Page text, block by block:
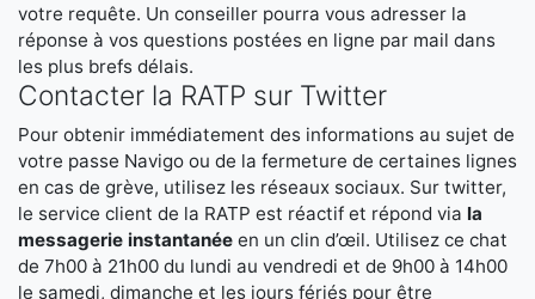
votre requête. Un conseiller pourra vous adresser la
réponse à vos questions postées en ligne par mail dans
les plus brefs délais.
Contacter la RATP sur Twitter
Pour obtenir immédiatement des informations au sujet de
votre passe Navigo ou de la fermeture de certaines lignes
en cas de grève, utilisez les réseaux sociaux. Sur twitter,
le service client de la RATP est réactif et répond via la
messagerie instantanée en un clin d’œil. Utilisez ce chat
de 7h00 à 21h00 du lundi au vendredi et de 9h00 à 14h00
le samedi, dimanche et les jours fériés pour être